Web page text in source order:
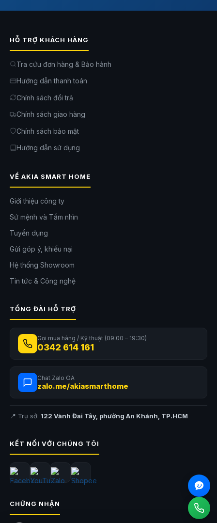
HỖ TRỢ KHÁCH HÀNG
Tra cứu đơn hàng & Bảo hành
Hướng dẫn thanh toán
Chính sách đổi trả
Chính sách giao hàng
Chính sách bảo mật
Hướng dẫn sử dụng
VỀ AKIA SMART HOME
Giới thiệu công ty
Sứ mệnh và Tầm nhìn
Tuyển dụng
Gửi góp ý, khiếu nại
Hệ thống Showroom
Tin tức & Công nghệ
TỔNG ĐÀI HỖ TRỢ
Gọi mua hàng / Kỹ thuật (09:00 – 19:30)
0342 614 161
Chat Zalo OA
zalo.me/akiasmarthome
📍 Trụ sở: 122 Vành Đai Tây, phường An Khánh, TP.HCM
KẾT NỐI VỚI CHÚNG TÔI
CHỨNG NHẬN